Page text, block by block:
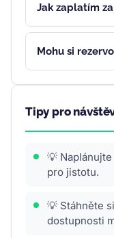
Jak zaplatím
Mohu si
Tipy pro
💡
pro jistotu.
💡 Stáhněte
dostupnosti